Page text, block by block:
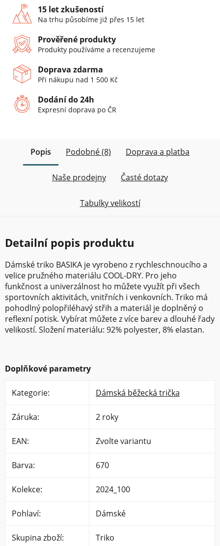
15 let zkušeností
Na trhu působíme již přes 15 let
Prověřené produkty
Produkty používáme a recenzujeme
Doprava zdarma
Při nákupu nad 1 500 Kč
Dodání do 24h
Expresní doprava po ČR
Popis Podobné (8) Doprava a platba
Naše prodejny Časté dotazy
Tabulky velikostí
Detailní popis produktu
Dámské triko BASIKA je vyrobeno z rychleschnoucího a
velice pružného materiálu COOL-DRY. Pro jeho
funkčnost a univerzálnost ho můžete využít při všech
sportovních aktivitách, vnitřních i venkovních. Triko má
pohodlný polopřiléhavý střih a materiál je doplněný o
reflexní potisk. Vybírat můžete z více barev a dlouhé řady
velikostí. Složení materiálu: 92% polyester, 8% elastan.
Doplňkové parametry
Kategorie: Dámská běžecká trička
Záruka: 2 roky
EAN: Zvolte variantu
Barva: 670
Kolekce: 2024_100
Pohlaví: Dámské
Skupina zboží: Triko